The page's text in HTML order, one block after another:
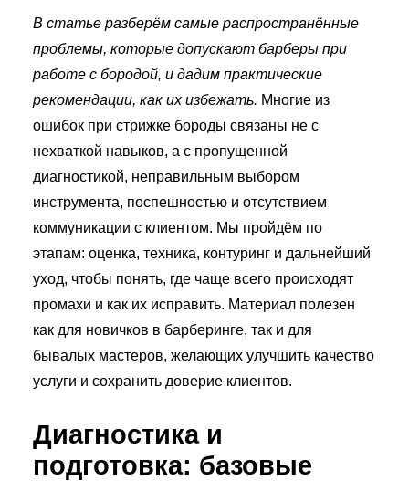
В статье разберём самые распространённые
проблемы, которые допускают барберы при
работе с бородой, и дадим практические
рекомендации, как их избежать. Многие из
ошибок при стрижке бороды связаны не с
нехваткой навыков, а с пропущенной
диагностикой, неправильным выбором
инструмента, поспешностью и отсутствием
коммуникации с клиентом. Мы пройдём по
этапам: оценка, техника, контуринг и дальнейший
уход, чтобы понять, где чаще всего происходят
промахи и как их исправить. Материал полезен
как для новичков в барберинге, так и для
бывалых мастеров, желающих улучшить качество
услуги и сохранить доверие клиентов.
Диагностика и
подготовка: базовые